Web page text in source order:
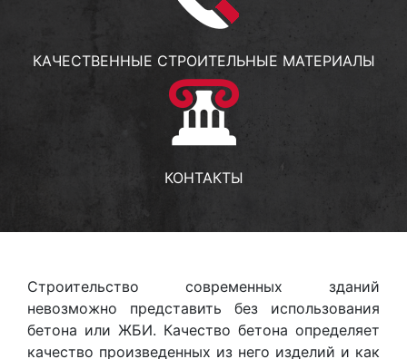
КАЧЕСТВЕННЫЕ СТРОИТЕЛЬНЫЕ МАТЕРИАЛЫ
КОНТАКТЫ
Строительство современных зданий
невозможно представить без использования
бетона или ЖБИ. Качество бетона определяет
качество произведенных из него изделий и как